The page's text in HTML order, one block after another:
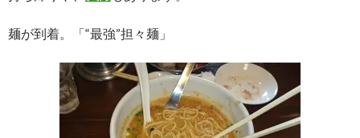
麺が到着。「“最強”担々麺」